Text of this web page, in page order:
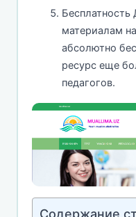
Бесплатность
материалам
абсолютно
ресурс еще
педагогов.
Содержание